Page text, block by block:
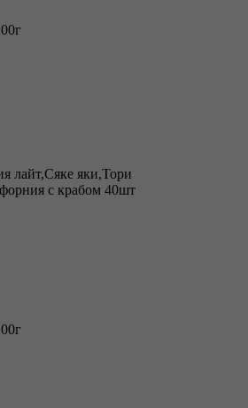
лайт,Сяке яки,Тори
с крабом 40шт